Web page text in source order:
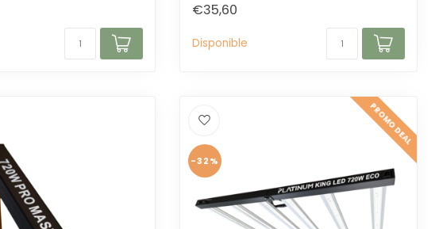
€35,60
Disponible
PROMO DEAL
-32%